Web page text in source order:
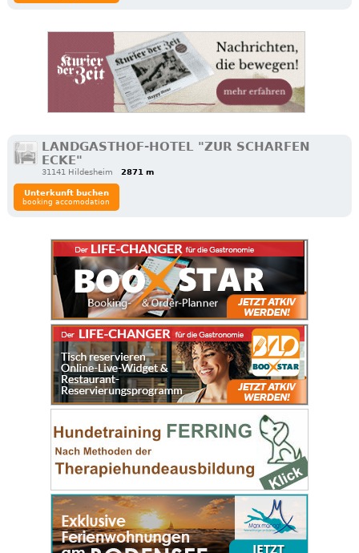
LANDGASTHOF-HOTEL "ZUR SCHARFEN
ECKE"
31141 Hildesheim 2871 m
Unterkunft buchen
booking accomodation